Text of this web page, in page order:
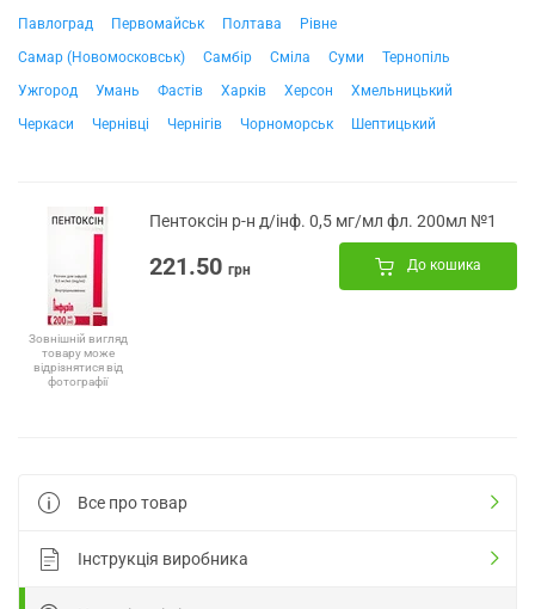
Павлоград
Первомайськ Полтава
Рівне
Самар (Новомосковськ)
Самбір Сміла Суми
Тернопіль
Ужгород
Умань Фастів Харків Херсон
Хмельницький
Черкаси
Чернівці Чернігів Чорноморськ Шептицький
Зовнішній вигляд
товару може
відрізнятися від
фотографії
Пентоксін р-н д/інф. 0,5 мг/мл фл. 200мл №1
221.50 грн До кошика
Все про товар
Інструкція виробника